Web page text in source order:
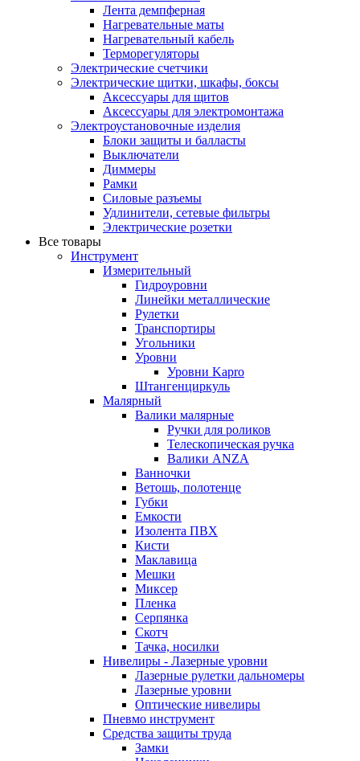
Лента демпферная
Нагревательные маты
Нагревательный кабель
Терморегуляторы
Электрические счетчики
Электрические щитки, шкафы, боксы
Аксессуары для щитов
Аксессуары для электромонтажа
Электроустановочные изделия
Блоки защиты и балласты
Выключатели
Диммеры
Рамки
Силовые разъемы
Удлинители, сетевые фильтры
Электрические розетки
Все товары
Инструмент
Измерительный
Гидроуровни
Линейки металлические
Рулетки
Транспортиры
Угольники
Уровни
Уровни Kapro
Штангенциркуль
Малярный
Валики малярные
Ручки для роликов
Телескопическая ручка
Валики ANZA
Ванночки
Ветошь, полотенце
Губки
Емкости
Изолента ПВХ
Кисти
Маклавица
Мешки
Миксер
Пленка
Серпянка
Скотч
Тачка, носилки
Нивелиры - Лазерные уровни
Лазерные рулетки дальномеры
Лазерные уровни
Оптические нивелиры
Пневмо инструмент
Средства защиты труда
Замки